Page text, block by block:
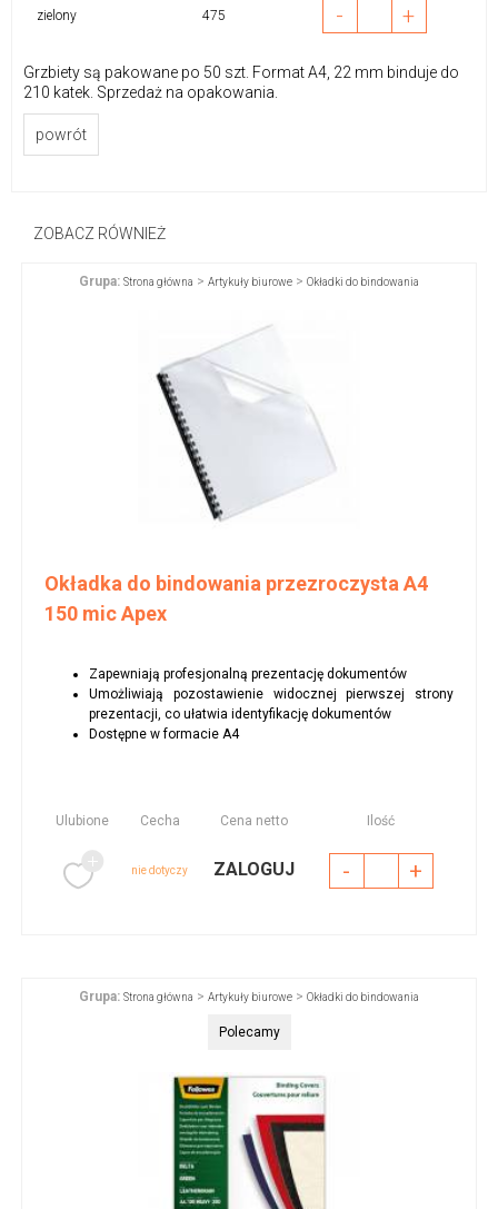
zielony 475 - +
Grzbiety są pakowane po 50 szt. Format A4, 22 mm binduje do
210 katek. Sprzedaż na opakowania.
powrót
ZOBACZ RÓWNIEŻ
Grupa: Strona główna > Artykuły biurowe > Okładki do bindowania
Okładka do bindowania przezroczysta A4
150 mic Apex
Zapewniają profesjonalną prezentację dokumentów
Umożliwiają pozostawienie widocznej pierwszej strony
prezentacji, co ułatwia identyfikację dokumentów
Dostępne w formacie A4
Ulubione Cecha Cena netto Ilość
nie dotyczy ZALOGUJ - +
Grupa: Strona główna > Artykuły biurowe > Okładki do bindowania
Polecamy